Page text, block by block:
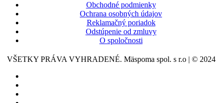
Obchodné podmienky
Ochrana osobných údajov
Reklamačný poriadok
Odstúpenie od zmluvy
O spoločnosti
VŠETKY PRÁVA VYHRADENÉ. Mäspoma spol. s r.o | © 2024